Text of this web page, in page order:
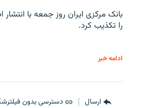
را تکذیب کرد.
ادامه خبر
ارسال دسترسی بدون